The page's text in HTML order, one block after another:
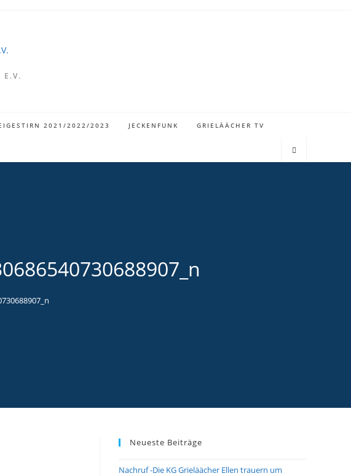
E.V.
2021/2022/2023 JECKENFUNK GRIELÄÄCHER TV
Neueste Beiträge
Nachruf -Die KG Grieläächer Ellen trauern um